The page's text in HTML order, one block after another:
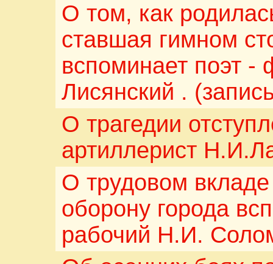
О том, как
ставшая гимном
вспоминает поэт -
Лисянский .
О трагедии
артиллерист
О трудовом вкладе
оборону города
рабочий Н.И.